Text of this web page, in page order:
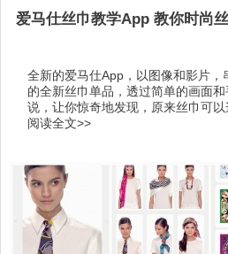
爱马仕丝巾教学App 教你时尚
全新的爱马仕App，以图像和影片，
的全新丝巾单品，透过简单的画面和
说，让你惊奇地发现，原来丝巾可以
阅读全文>>